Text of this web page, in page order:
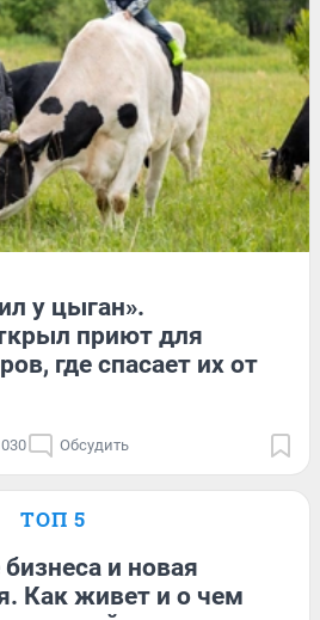
у цыган».
приют для
где спасает их от
Обсудить
ТОП 5
и новая
Как живет и о чем